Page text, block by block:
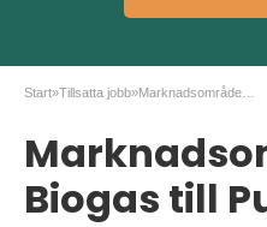
Start»Tillsatta jobb»
Biogas till